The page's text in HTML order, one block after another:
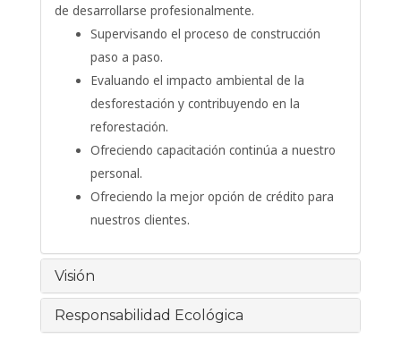
de desarrollarse profesionalmente.
Supervisando el proceso de construcción
paso a paso.
Evaluando el impacto ambiental de la
desforestación y contribuyendo en la
reforestación.
Ofreciendo capacitación continúa a nuestro
personal.
Ofreciendo la mejor opción de crédito para
nuestros clientes.
Visión
Responsabilidad Ecológica